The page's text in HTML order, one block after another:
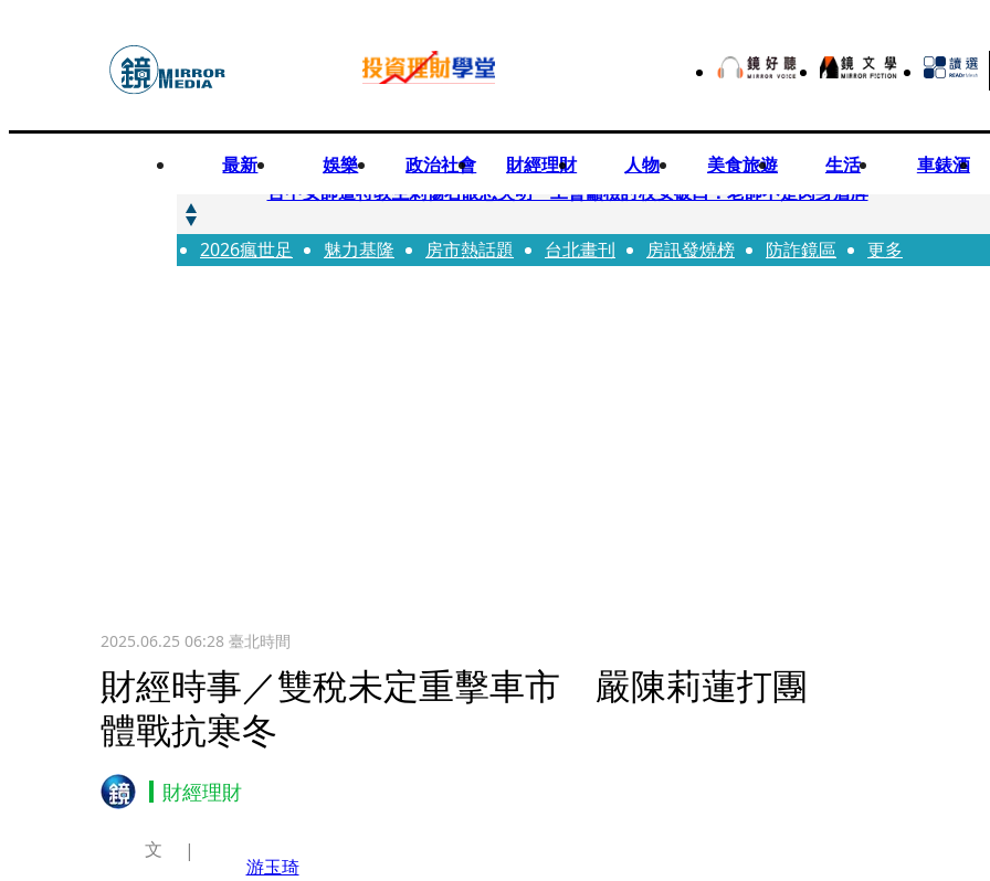
最新 娛樂 政治社會 財經理財 人物 美食旅遊 生活 車錶酒
快訊
台中女師遭特教生刺傷右眼恐失明 工會籲檢討校安破口：老師不是肉身盾牌
快訊
新聞傳真／男同事追求不成跟騷偷拍 台中女師控校方霸凌成幫凶
2026瘋世足 魅力基隆 房市熱話題 台北畫刊 房訊發燒榜 防詐鏡區 更多
2025.06.25 06:28臺北時間
財經時事／雙稅未定重擊車市 嚴陳莉蓮打團
體戰抗寒冬
財經理財
文
游玉琦